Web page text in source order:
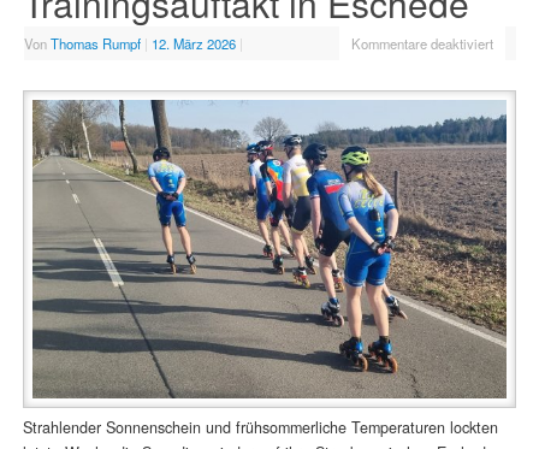
VonThomas Rumpf | 12. März 2026 | Kommentare deaktiviert
Strahlender Sonnenschein und frühsommerliche Temperaturen lockten